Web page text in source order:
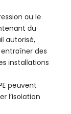
ou le
du
autorisé,
des
installations
peuvent
l’isolation